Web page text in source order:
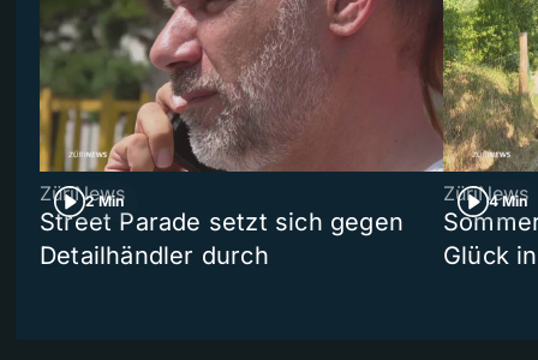
2 Min
ZüriNews
Street Parade setzt sich gegen
Detailhändler durch
4 Min
ZüriNews
Glück